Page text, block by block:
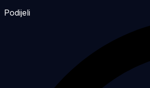
Podijeli